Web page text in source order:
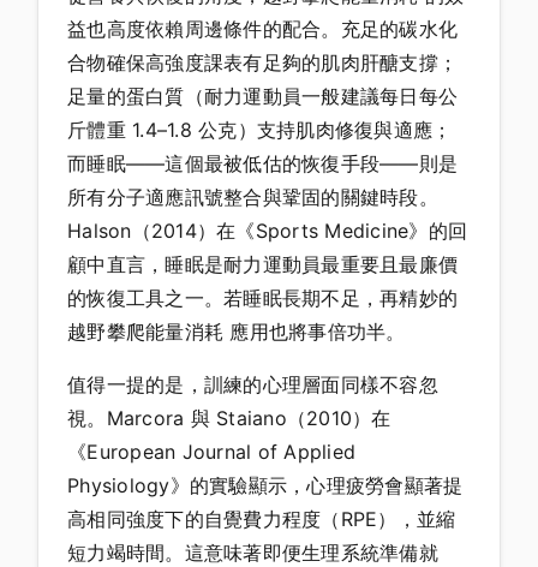
益也高度依賴周邊條件的配合。充足的碳水化
合物確保高強度課表有足夠的肌肉肝醣支撐；
足量的蛋白質（耐力運動員一般建議每日每公
斤體重 1.4–1.8 公克）支持肌肉修復與適應；
而睡眠——這個最被低估的恢復手段——則是
所有分子適應訊號整合與鞏固的關鍵時段。
Halson（2014）在《Sports Medicine》的回
顧中直言，睡眠是耐力運動員最重要且最廉價
的恢復工具之一。若睡眠長期不足，再精妙的
越野攀爬能量消耗 應用也將事倍功半。
值得一提的是，訓練的心理層面同樣不容忽
視。Marcora 與 Staiano（2010）在
《European Journal of Applied
Physiology》的實驗顯示，心理疲勞會顯著提
高相同強度下的自覺費力程度（RPE），並縮
短力竭時間。這意味著即便生理系統準備就